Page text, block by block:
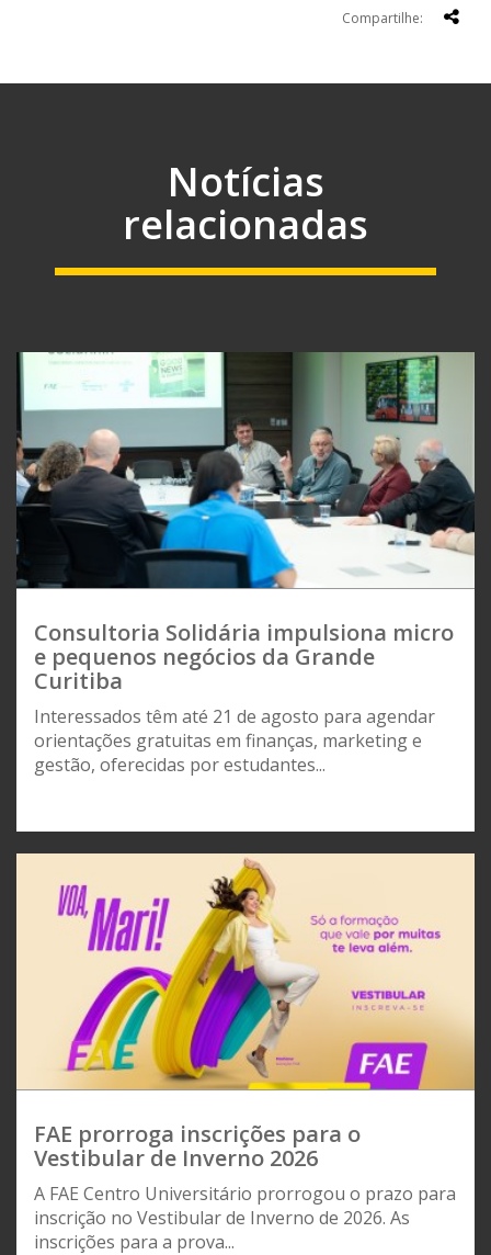
Compartilhe:
Notícias
relacionadas
Consultoria Solidária impulsiona micro
e pequenos negócios da Grande
Curitiba
Interessados têm até 21 de agosto para agendar
orientações gratuitas em finanças, marketing e
gestão, oferecidas por estudantes...
FAE prorroga inscrições para o
Vestibular de Inverno 2026
A FAE Centro Universitário prorrogou o prazo para
inscrição no Vestibular de Inverno de 2026. As
inscrições para a prova...